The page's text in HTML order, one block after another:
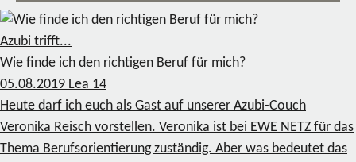
Azubi trifft...
Wie finde ich den richtigen Beruf für mich?
05.08.2019 Lea 14
Heute darf ich euch als Gast auf unserer Azubi-Couch
Veronika Reisch vorstellen. Veronika ist bei EWE NETZ für das
Thema Berufsorientierung zuständig. Aber was bedeutet das